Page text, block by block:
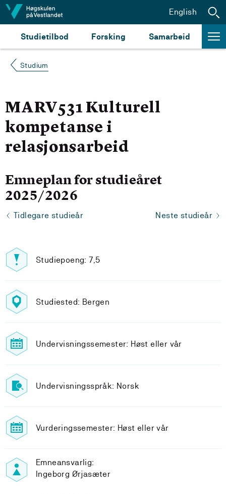
Hopp til innhald
Studietilbod Forsking Samarbeid
English
Studium
MARV531 Kulturell
kompetanse i
relasjonsarbeid
Emneplan for studieåret
2025/2026
Tidlegare studieår Neste studieår
Studiepoeng: 7,5
Studiested: Bergen
Undervisningssemester: Høst eller vår
Undervisningsspråk: Norsk
Vurderingssemester: Høst eller vår
Emneansvarlig:
Ingeborg Ørjasæter